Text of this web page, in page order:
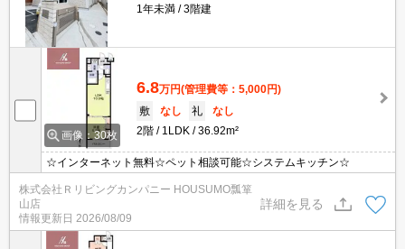
1年未満
3階建
画像：30枚
6.8万円(管理費等：5,000円)
敷
なし 礼
なし
2階
1LDK 36.92m²
☆インターネット無料☆ペット相談可能☆システムキッチン☆
株式会社Ｒリビングカンパニー HOUSUMO瓢箪
山店
情報更新日 2026/08/09
詳細を見る